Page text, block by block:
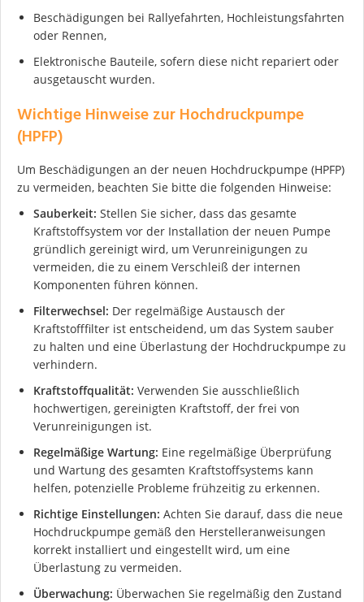
Beschädigungen bei Rallyefahrten, Hochleistungsfahrten
oder Rennen,
Elektronische Bauteile, sofern diese nicht repariert oder
ausgetauscht wurden.
Wichtige Hinweise zur Hochdruckpumpe
(HPFP)
Um Beschädigungen an der neuen Hochdruckpumpe (HPFP)
zu vermeiden, beachten Sie bitte die folgenden Hinweise:
Sauberkeit: Stellen Sie sicher, dass das gesamte
Kraftstoffsystem vor der Installation der neuen Pumpe
gründlich gereinigt wird, um Verunreinigungen zu
vermeiden, die zu einem Verschleiß der internen
Komponenten führen können.
Filterwechsel: Der regelmäßige Austausch der
Kraftstofffilter ist entscheidend, um das System sauber
zu halten und eine Überlastung der Hochdruckpumpe zu
verhindern.
Kraftstoffqualität: Verwenden Sie ausschließlich
hochwertigen, gereinigten Kraftstoff, der frei von
Verunreinigungen ist.
Regelmäßige Wartung: Eine regelmäßige Überprüfung
und Wartung des gesamten Kraftstoffsystems kann
helfen, potenzielle Probleme frühzeitig zu erkennen.
Richtige Einstellungen: Achten Sie darauf, dass die neue
Hochdruckpumpe gemäß den Herstelleranweisungen
korrekt installiert und eingestellt wird, um eine
Überlastung zu vermeiden.
Überwachung: Überwachen Sie regelmäßig den Zustand